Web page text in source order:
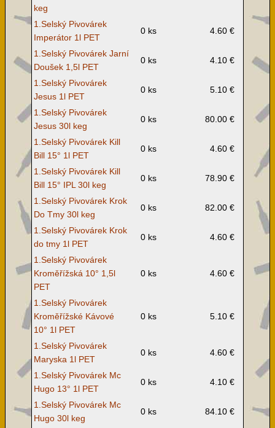
keg
1.Selský Pivovárek
Imperátor 1l PET
0 ks 4.60 €
1.Selský Pivovárek Jarní
Doušek 1,5l PET
0 ks 4.10 €
1.Selský Pivovárek
Jesus 1l PET
0 ks 5.10 €
1.Selský Pivovárek
Jesus 30l keg
0 ks 80.00 €
1.Selský Pivovárek Kill
Bill 15° 1l PET
0 ks 4.60 €
1.Selský Pivovárek Kill
Bill 15° IPL 30l keg
0 ks 78.90 €
1.Selský Pivovárek Krok
Do Tmy 30l keg
0 ks 82.00 €
1.Selský Pivovárek Krok
do tmy 1l PET
0 ks 4.60 €
1.Selský Pivovárek
Kroměřížská 10° 1,5l
PET
0 ks 4.60 €
1.Selský Pivovárek
Kroměřížské Kávové
10° 1l PET
0 ks 5.10 €
1.Selský Pivovárek
Maryska 1l PET
0 ks 4.60 €
1.Selský Pivovárek Mc
Hugo 13° 1l PET
0 ks 4.10 €
1.Selský Pivovárek Mc
Hugo 30l keg
0 ks 84.10 €